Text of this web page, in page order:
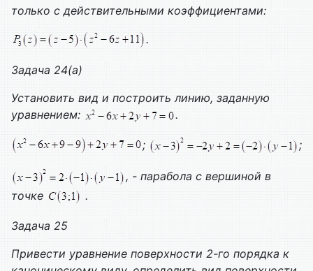
только с действительными коэффициентами:
.
Задача 24(а)
Установить вид и построить линию, заданную
уравнением:
.
; ;
, - парабола с вершиной в
точке
.
Задача 25
Привести уравнение поверхности 2-го порядка к